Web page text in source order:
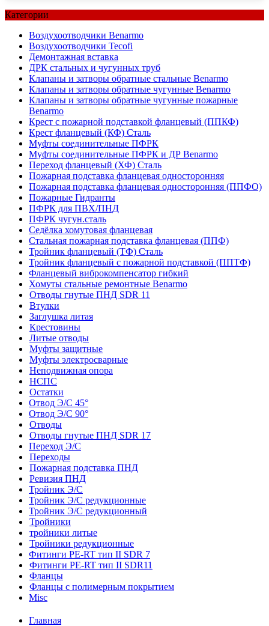
Категории
Воздухоотводчики Benarmo
Воздухоотводчики Tecofi
Демонтажная вставка
ДРК стальных и чугунных труб
Клапаны и затворы обратные стальные Benarmo
Клапаны и затворы обратные чугунные Benarmo
Клапаны и затворы обратные чугунные пожарные
Benarmo
Крест с пожарной подставкой фланцевый (ППКФ)
Крест фланцевый (КФ) Сталь
Муфты соединительные ПФРК
Муфты соединительные ПФРК и ДР Benarmo
Переход фланцевый (ХФ) Сталь
Пожарная подставка фланцевая односторонняя
Пожарная подставка фланцевая односторонняя (ППФО)
Пожарные Гидранты
ПФРК для ПВХ/ПНД
ПФРК чугун.сталь
Седёлка хомутовая фланцевая
Стальная пожарная подставка фланцевая (ППФ)
Тройник фланцевый (ТФ) Сталь
Тройник фланцевый с пожарной подставкой (ППТФ)
Фланцевый виброкомпенсатор гибкий
Хомуты стальные ремонтные Benarmo
Отводы гнутые ПНД SDR 11
Втулки
Заглушка литая
Крестовины
Литые отводы
Муфты защитные
Муфты электросварные
Неподвижная опора
НСПС
Остатки
Отвод Э/С 45°
Отвод Э/С 90°
Отводы
Отводы гнутые ПНД SDR 17
Переход Э/С
Переходы
Пожарная подставка ПНД
Ревизия ПНД
Тройник Э/С
Тройник Э/С редукционные
Тройник Э/С редукционный
Тройники
тройники литые
Тройники редукционные
Фитинги PE-RT тип II SDR 7
Фитинги PE-RT тип II SDR11
Фланцы
Фланцы с полимерным покрытием
Misc
Главная